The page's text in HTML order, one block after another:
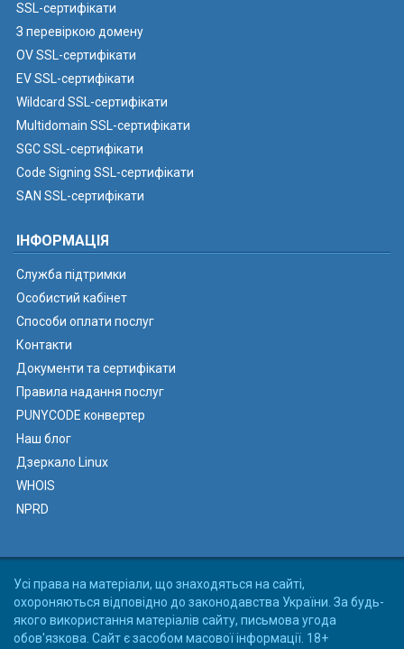
SSL-сертифікати
З перевіркою домену
OV SSL-сертифікати
EV SSL-сертифікати
Wildcard SSL-сертифікати
Multidomain SSL-сертифікати
SGC SSL-сертифікати
Code Signing SSL-сертифікати
SAN SSL-сертифікати
ІНФОРМАЦІЯ
Служба підтримки
Особистий кабінет
Способи оплати послуг
Контакти
Документи та сертифікати
Правила надання послуг
PUNYCODE конвертер
Наш блог
Дзеркало Linux
WHOIS
NPRD
Усі права на матеріали, що знаходяться на сайті,
охороняються відповідно до законодавства України. За будь-
якого використання матеріалів сайту, письмова угода
обов'язкова. Сайт є засобом масової інформації. 18+